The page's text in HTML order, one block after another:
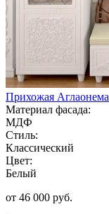
Прихожая Аглаонема
Материал фасада:
МДФ
Стиль:
Классический
Цвет:
Белый
от 46 000 руб.